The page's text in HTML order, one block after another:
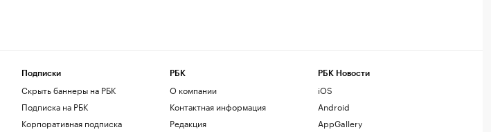
Подписки
Скрыть баннеры на РБК
Подписка на РБК
Корпоративная подписка
РБК
О компании
Контактная информация
Редакция
РБК Новости
iOS
Android
AppGallery